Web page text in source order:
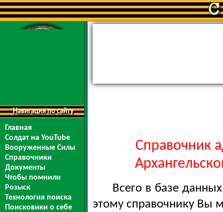
Навигация по сайту
Главная
Солдат на YouTube
Вооруженные Силы
Справочники
Документы
Чтобы помнили
Розыск
Технология поиска
Поисковики о себе
Справочник
Всего в базе
этому справочнику Вы